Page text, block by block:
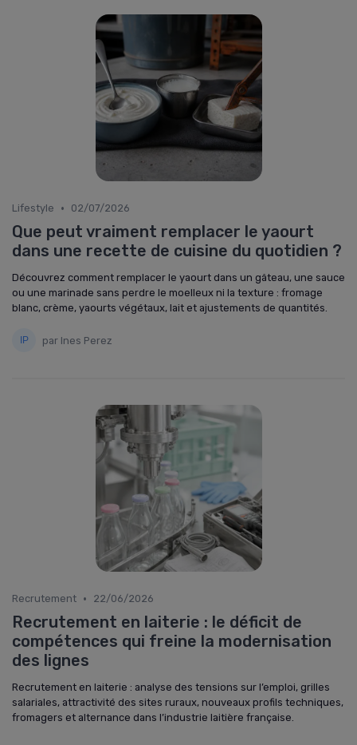
Lifestyle • 02/07/2026
Que peut vraiment remplacer le yaourt
dans une recette de cuisine du quotidien ?
Découvrez comment remplacer le yaourt dans un gâteau, une sauce
ou une marinade sans perdre le moelleux ni la texture : fromage
blanc, crème, yaourts végétaux, lait et ajustements de quantités.
par Ines Perez
Recrutement • 22/06/2026
Recrutement en laiterie : le déficit de
compétences qui freine la modernisation
des lignes
Recrutement en laiterie : analyse des tensions sur l’emploi, grilles
salariales, attractivité des sites ruraux, nouveaux profils techniques,
fromagers et alternance dans l’industrie laitière française.